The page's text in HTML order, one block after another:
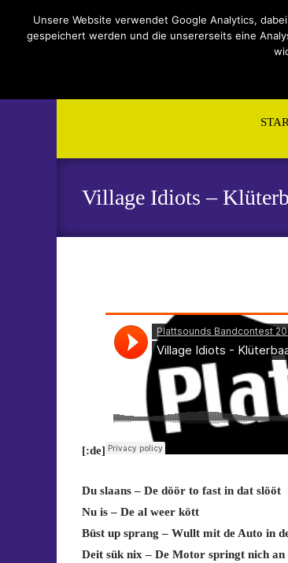
Village Idiots –
[:de]
Du slaans – De döör to fast in dat slööt
Nu is – De al weer kött
Büst up sprang – Wullt mit de Auto in
Deit sük nix – De Motor springt nich an
Unsere Website verwendet Google Analytics,
gespeichert werden und die unsererseits eine